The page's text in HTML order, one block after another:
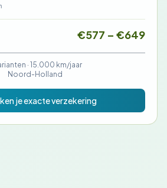
€577 – €649
·15.000 km/jaar
Noord-Holland
je exacte verzekering